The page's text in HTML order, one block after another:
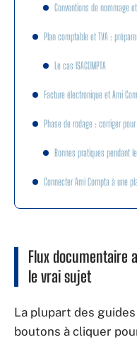
Conventions de nommage
Plan comptable et TVA :
Le cas ISACOMPTA
Facture électronique et Ami
Phase de rodage : corriger pour
Bonnes pratiques pendant
Connecter Ami Compta à une
Flux documentaire
le vrai sujet
La plupart des
boutons à cliquer